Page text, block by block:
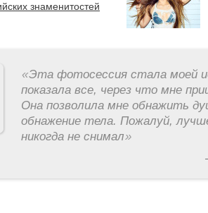
знаменитостей
«Эта фотосессия стала моей
показала все, через что мне
Она позволила мне обнажить
обнажение тела. Пожалуй,
никогда не снимал»